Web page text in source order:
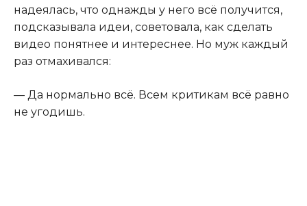
надеялась, что однажды у него всё получится,
подсказывала идеи, советовала, как сделать
видео понятнее и интереснее. Но муж каждый
раз отмахивался:
— Да нормально всё. Всем критикам всё равно
не угодишь.